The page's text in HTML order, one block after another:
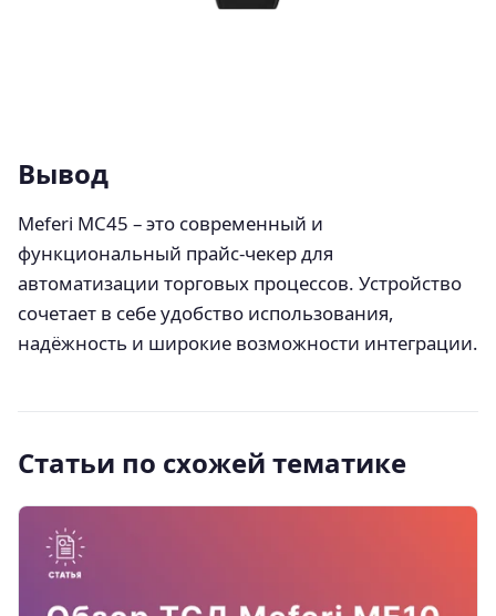
Вывод
Meferi MC45 – это современный и
функциональный прайс-чекер для
автоматизации торговых процессов. Устройство
сочетает в себе удобство использования,
надёжность и широкие возможности интеграции.
Статьи по схожей тематике